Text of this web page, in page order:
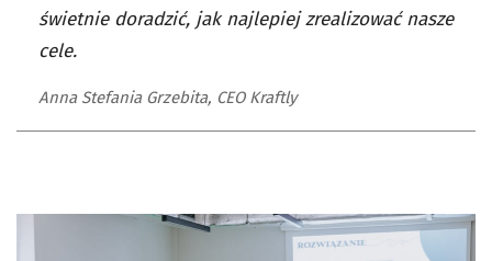
świetnie doradzić, jak najlepiej zrealizować nasze
cele.
Anna Stefania Grzebita, CEO Kraftly